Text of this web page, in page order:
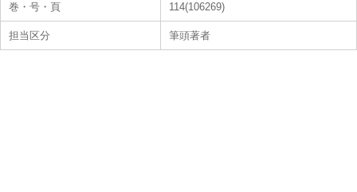
巻・号・頁 114(106269)
担当区分 筆頭著者